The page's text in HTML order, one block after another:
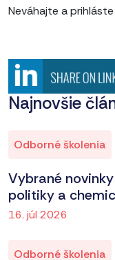
Neváhajte a
Najnovšie
Odborné školenia
Vybrané
politiky a
16. júl 2026
Odborné školenia